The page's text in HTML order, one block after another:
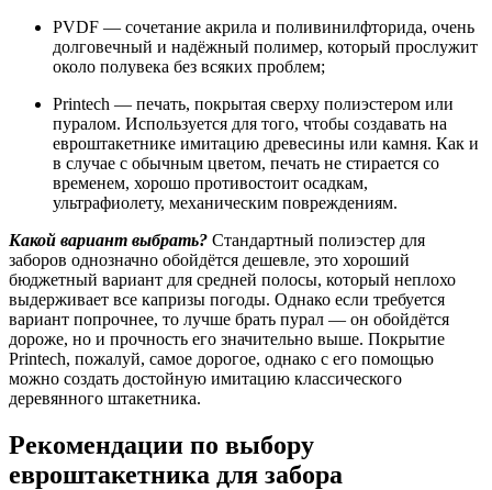
PVDF — сочетание акрила и поливинилфторида, очень
долговечный и надёжный полимер, который прослужит
около полувека без всяких проблем;
Printech — печать, покрытая сверху полиэстером или
пуралом. Используется для того, чтобы создавать на
евроштакетнике имитацию древесины или камня. Как и
в случае с обычным цветом, печать не стирается со
временем, хорошо противостоит осадкам,
ультрафиолету, механическим повреждениям.
Какой вариант выбрать? Стандартный полиэстер для
заборов однозначно обойдётся дешевле, это хороший
бюджетный вариант для средней полосы, который неплохо
выдерживает все капризы погоды. Однако если требуется
вариант попрочнее, то лучше брать пурал — он обойдётся
дороже, но и прочность его значительно выше. Покрытие
Printech, пожалуй, самое дорогое, однако с его помощью
можно создать достойную имитацию классического
деревянного штакетника.
Рекомендации по выбору
евроштакетника для забора